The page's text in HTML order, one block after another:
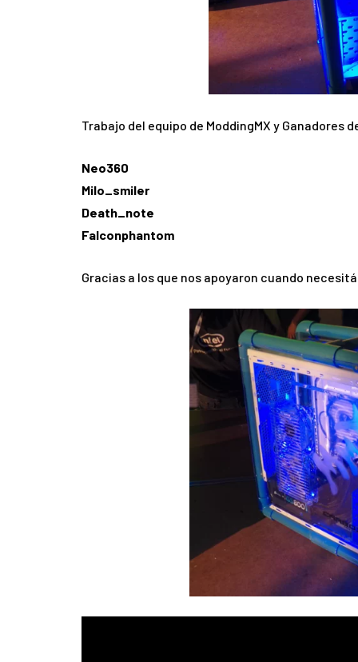
Trabajo del equipo de ModdingMX y Ganadores
Neo360
Milo_smiler
Death_note
Falconphantom
Gracias a los que nos apoyaron cuando